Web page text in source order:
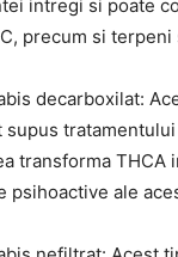
intregi si poate
precum si
decarboxilat:
supus
transforma THCA
psihoactive ale